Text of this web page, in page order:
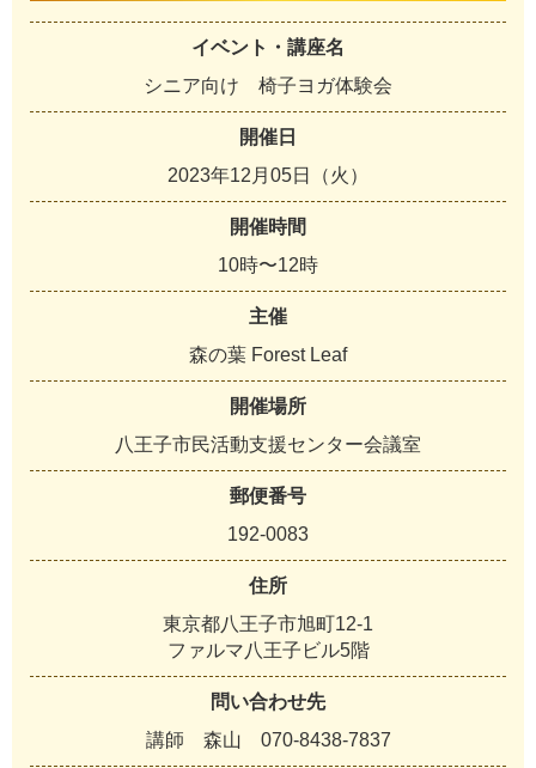
イベント・講座名
シニア向け 椅子ヨガ体験会
開催日
2023年12月05日（火）
開催時間
10時〜12時
主催
森の葉 Forest Leaf
開催場所
八王子市民活動支援センター会議室
郵便番号
192-0083
住所
東京都八王子市旭町12-1
ファルマ八王子ビル5階
問い合わせ先
講師 森山 070-8438-7837